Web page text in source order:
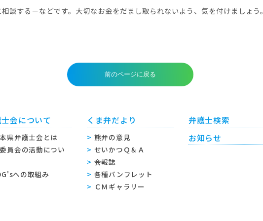
談する－などです。大切なお金をだまし取られないよう、気を付けましょう。
会について
県弁護士会とは
員会の活動につい
への取組み
くま弁だより
熊弁の意見
せいかつＱ＆Ａ
会報誌
各種パンフレット
ＣＭギャラリー
弁護士検索
お知らせ